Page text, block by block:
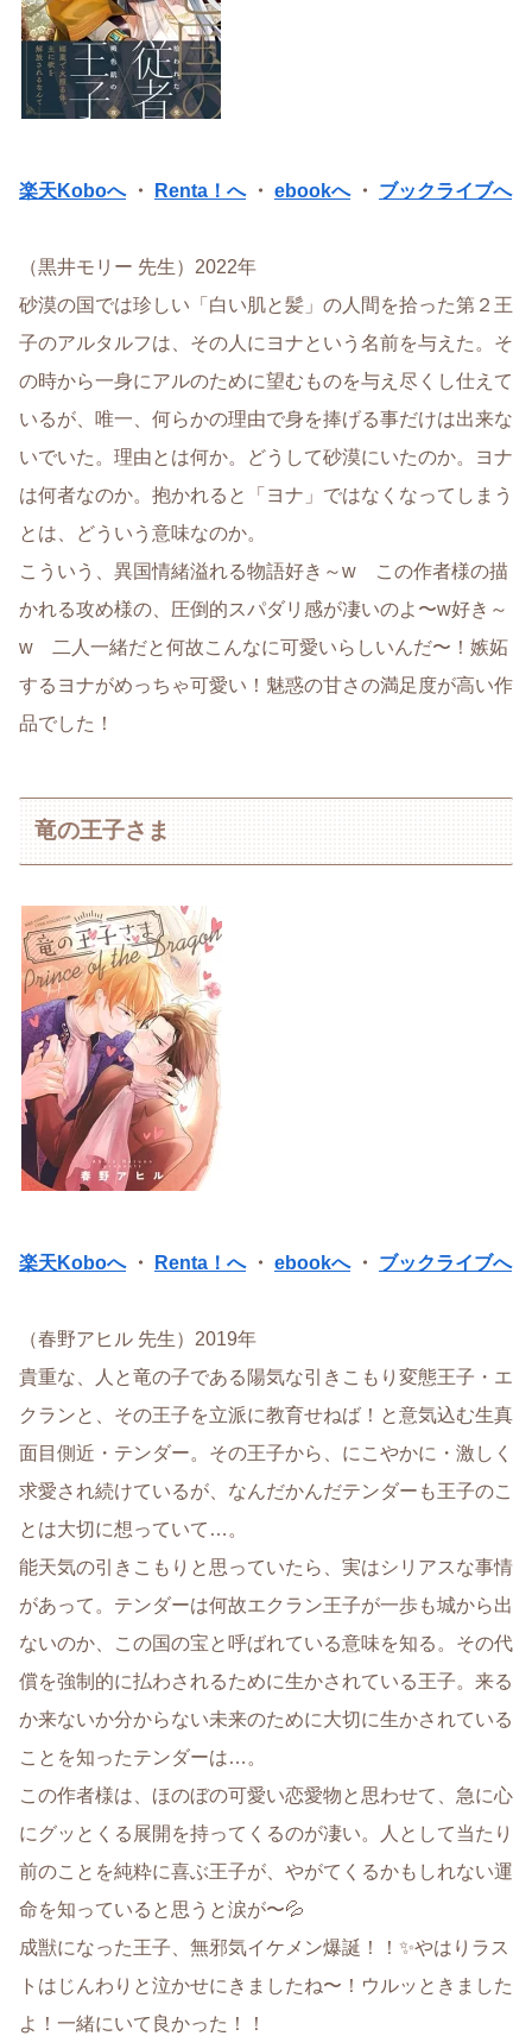
楽天Koboへ・ Renta！へ・ ebookへ・ ブックライブへ
（黒井モリー 先生）2022年
砂漠の国では珍しい「白い肌と髪」の人間を拾った第２王
子のアルタルフは、その人にヨナという名前を与えた。そ
の時から一身にアルのために望むものを与え尽くし仕えて
いるが、唯一、何らかの理由で身を捧げる事だけは出来な
いでいた。理由とは何か。どうして砂漠にいたのか。ヨナ
は何者なのか。抱かれると「ヨナ」ではなくなってしまう
とは、どういう意味なのか。
こういう、異国情緒溢れる物語好き～w この作者様の描
かれる攻め様の、圧倒的スパダリ感が凄いのよ〜w好き～
w 二人一緒だと何故こんなに可愛いらしいんだ〜！嫉妬
するヨナがめっちゃ可愛い！魅惑の甘さの満足度が高い作
品でした！
竜の王子さま
楽天Koboへ・ Renta！へ・ ebookへ・ ブックライブへ
（春野アヒル 先生）2019年
貴重な、人と竜の子である陽気な引きこもり変態王子・エ
クランと、その王子を立派に教育せねば！と意気込む生真
面目側近・テンダー。その王子から、にこやかに・激しく
求愛され続けているが、なんだかんだテンダーも王子のこ
とは大切に想っていて…。
能天気の引きこもりと思っていたら、実はシリアスな事情
があって。テンダーは何故エクラン王子が一歩も城から出
ないのか、この国の宝と呼ばれている意味を知る。その代
償を強制的に払わされるために生かされている王子。来る
か来ないか分からない未来のために大切に生かされている
ことを知ったテンダーは…。
この作者様は、ほのぼの可愛い恋愛物と思わせて、急に心
にグッとくる展開を持ってくるのが凄い。人として当たり
前のことを純粋に喜ぶ王子が、やがてくるかもしれない運
命を知っていると思うと涙が〜💦
成獣になった王子、無邪気イケメン爆誕！！✨やはりラス
トはじんわりと泣かせにきましたね〜！ウルッときました
よ！一緒にいて良かった！！